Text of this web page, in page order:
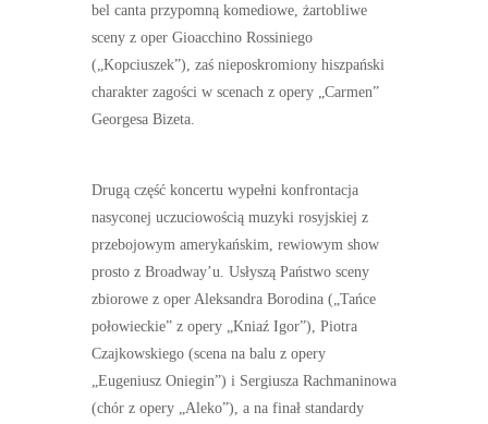
bel canta przypomną komediowe, żartobliwe
sceny z oper Gioacchino Rossiniego
(„Kopciuszek”), zaś nieposkromiony hiszpański
charakter zagości w scenach z opery „Carmen”
Georgesa Bizeta.
Drugą część koncertu wypełni konfrontacja
nasyconej uczuciowością muzyki rosyjskiej z
przebojowym amerykańskim, rewiowym show
prosto z Broadway’u. Usłyszą Państwo sceny
zbiorowe z oper Aleksandra Borodina („Tańce
połowieckie” z opery „Kniaź Igor”), Piotra
Czajkowskiego (scena na balu z opery
„Eugeniusz Oniegin”) i Sergiusza Rachmaninowa
(chór z opery „Aleko”), a na finał standardy